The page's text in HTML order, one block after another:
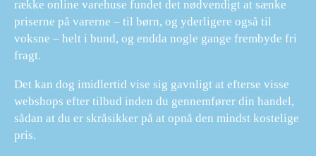
række online varehuse fundet det nødvendigt at sænke
priserne på varerne – til børn, og yderligere også til
voksne – helt i bund, og endda nogle gange frembyde fri
fragt.
Det kan dog imidlertid vise sig gavnligt at efterse visse
webshops efter tilbud inden du gennemfører din handel,
sådan at du er skråsikker på at opnå den mindst kostelige
pris.